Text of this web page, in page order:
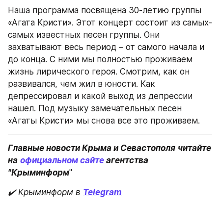
Наша программа посвящена 30-летию группы
«Агата Кристи». Этот концерт состоит из самых-
самых известных песен группы. Они
захватывают весь период – от самого начала и
до конца. С ними мы полностью проживаем
жизнь лирического героя. Смотрим, как он
развивался, чем жил в юности. Как
депрессировал и какой выход из депрессии
нашел. Под музыку замечательных песен
«Агаты Кристи» мы снова все это проживаем.
Главные новости Крыма и Севастополя читайте
на официальном сайте агентства
"Крыминформ"
✔️ Крыминформ в Telegram